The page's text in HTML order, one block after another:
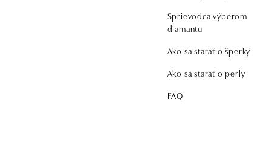
Sprievodca výberom
diamantu
Ako sa starať o šperky
Ako sa starať o perly
FAQ